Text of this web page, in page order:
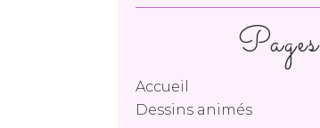
Pages
Accueil
Dessins animés